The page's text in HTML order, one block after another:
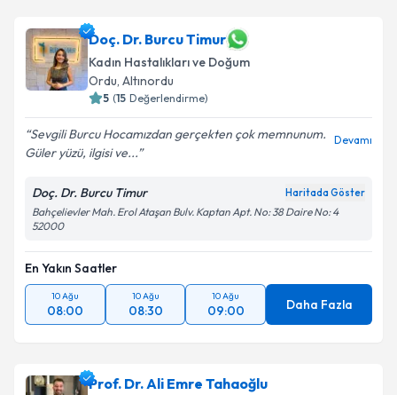
Doç. Dr. Burcu Timur
Kadın Hastalıkları ve Doğum
Ordu, Altınordu
5 (15 Değerlendirme)
Sevgili Burcu Hocamızdan gerçekten çok memnunum.
Güler yüzü, ilgisi ve...
Devamı
Doç. Dr. Burcu Timur Haritada Göster
Bahçelievler Mah. Erol Ataşan Bulv. Kaptan Apt. No: 38 Daire No: 4
52000
En Yakın Saatler
10 Ağu
08:00
10 Ağu
08:30
10 Ağu
09:00 Daha Fazla
Prof. Dr. Ali Emre Tahaoğlu